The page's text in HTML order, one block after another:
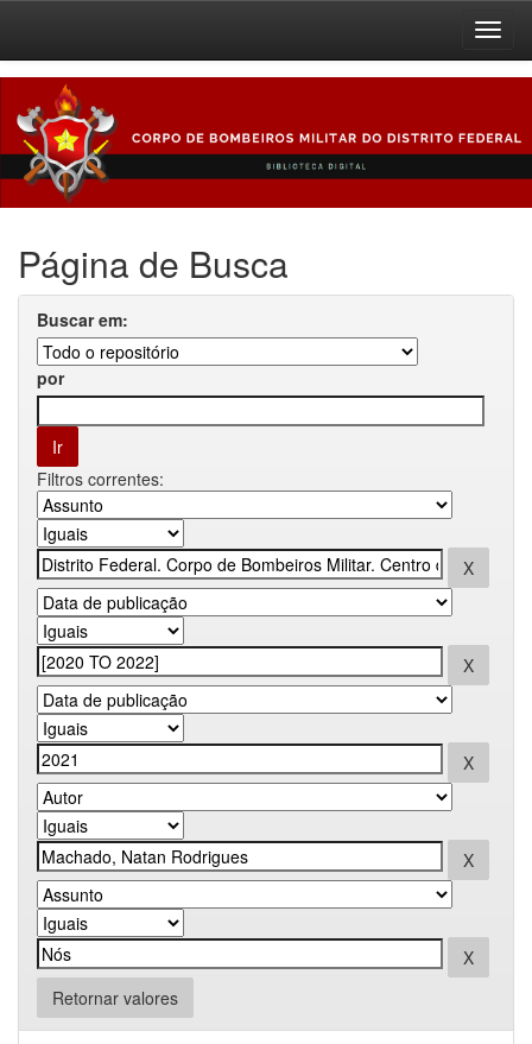
navigation
Página de Busca
Buscar em:
por
Filtros correntes:
Retornar valores